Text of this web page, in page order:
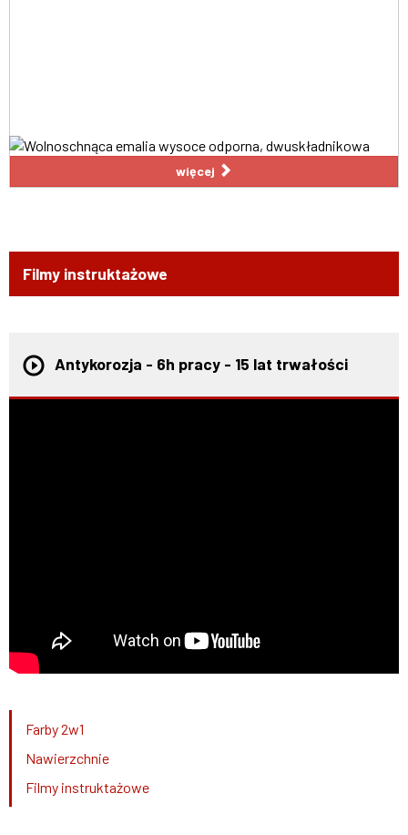
więcej
Filmy instruktażowe
Antykorozja - 6h pracy - 15 lat trwałości
Farby 2w1
Nawierzchnie
Filmy instruktażowe